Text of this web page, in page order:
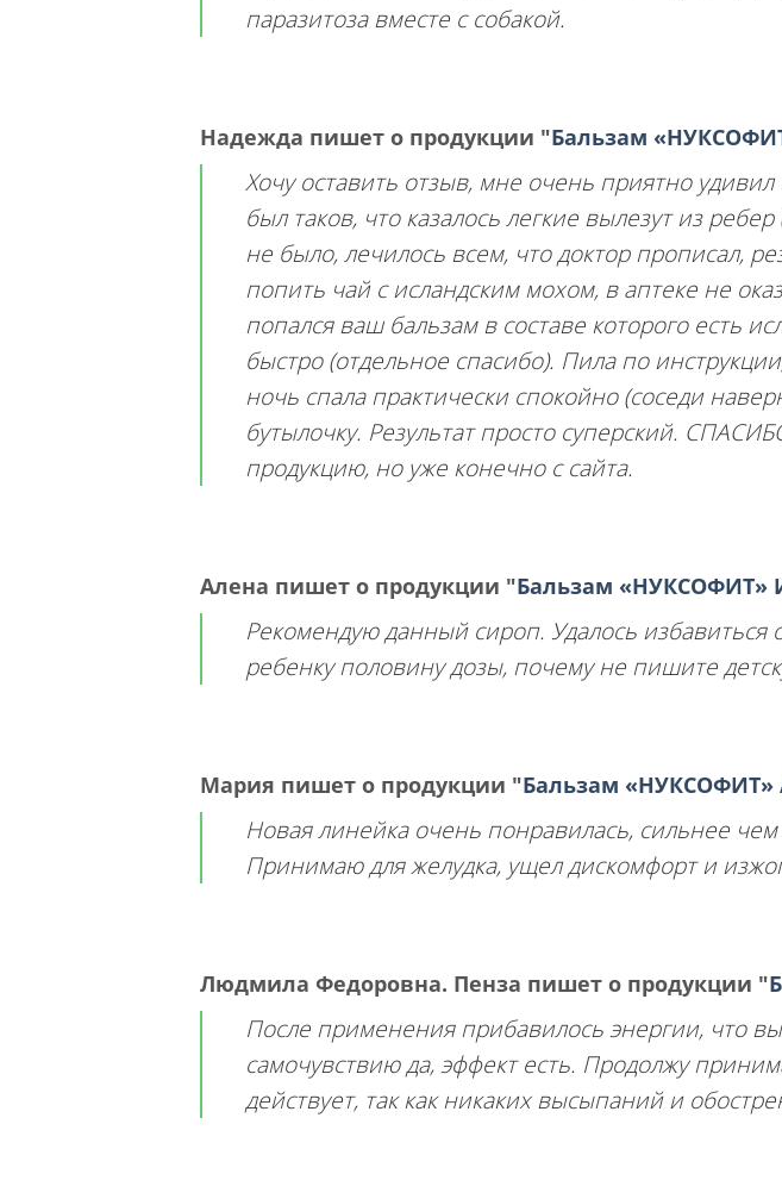
паразитоза вместе с собакой.
Надежда пишет о продукции "Бальзам
Хочу оставить отзыв, мне очень приятно
был таков, что казалось легкие вылезут из
не было, лечилось всем, что доктор прописал,
попить чай с исландским мохом, в аптеке не
попался ваш бальзам в составе которого есть
быстро (отдельное спасибо). Пила по
ночь спала практически спокойно (соседи
бутылочку. Результат просто суперский.
продукцию, но уже конечно с сайта.
Алена пишет о продукции "Бальзам «НУКСОФИТ»
Рекомендую данный сироп. Удалось избавиться
ребенку половину дозы, почему не пишите
Мария пишет о продукции "Бальзам
Новая линейка очень понравилась, сильнее
Принимаю для желудка, ущел дискомфорт и
Людмила Федоровна. Пенза пишет о продукции "
После применения прибавилось энергии, что
самочувствию да, эффект есть. Продолжу
действует, так как никаких высыпаний и